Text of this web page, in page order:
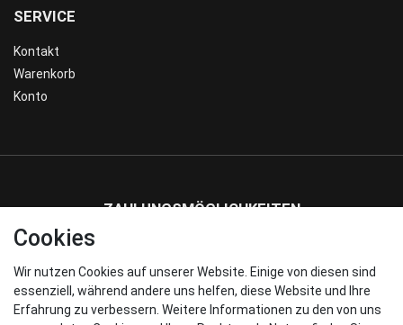
SERVICE
Kontakt
Warenkorb
Konto
ZAHLUNGSMÖGLICHKEITEN
WIR VERSENDEN MIT
Cookies
Wir nutzen Cookies auf unserer Website. Einige von diesen sind
essenziell, während andere uns helfen, diese Website und Ihre
Erfahrung zu verbessern. Weitere Informationen zu den von uns